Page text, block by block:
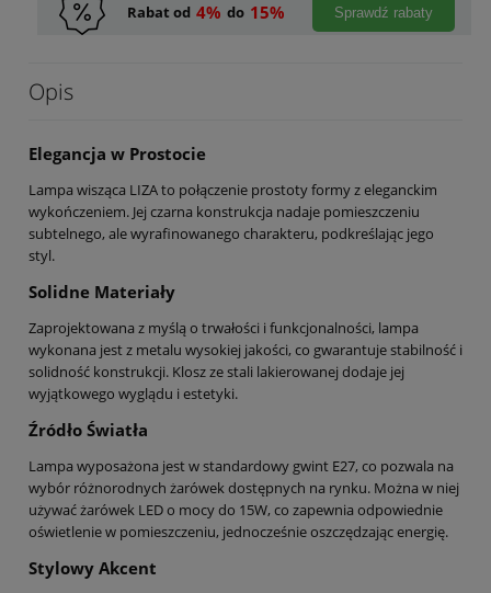
Rabat od 4% do 15% Sprawdź rabaty
Opis
Elegancja w Prostocie
Lampa wisząca LIZA to połączenie prostoty formy z eleganckim
wykończeniem. Jej czarna konstrukcja nadaje pomieszczeniu
subtelnego, ale wyrafinowanego charakteru, podkreślając jego
styl.
Solidne Materiały
Zaprojektowana z myślą o trwałości i funkcjonalności, lampa
wykonana jest z metalu wysokiej jakości, co gwarantuje stabilność i
solidność konstrukcji. Klosz ze stali lakierowanej dodaje jej
wyjątkowego wyglądu i estetyki.
Źródło Światła
Lampa wyposażona jest w standardowy gwint E27, co pozwala na
wybór różnorodnych żarówek dostępnych na rynku. Można w niej
używać żarówek LED o mocy do 15W, co zapewnia odpowiednie
oświetlenie w pomieszczeniu, jednocześnie oszczędzając energię.
Stylowy Akcent